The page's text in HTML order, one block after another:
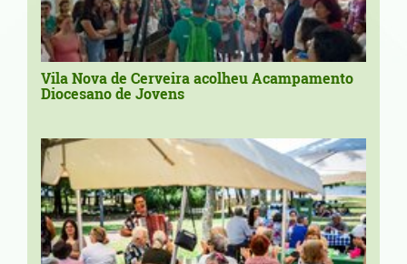
Vila Nova de Cerveira acolheu Acampamento
Diocesano de Jovens